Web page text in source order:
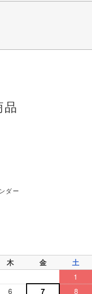
ダー
木 金
土
1
6 7 8